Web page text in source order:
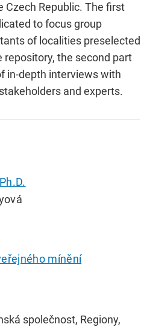
Czech Republic. The first
to focus group
of localities preselected
repository, the second part
in-depth interviews with
and experts.
mínění
společnost, Regiony,